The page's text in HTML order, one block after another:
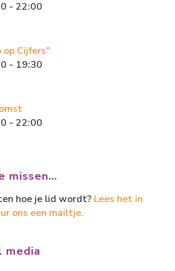
- 22:00
op Cijfers"
- 19:30
- 22:00
missen…
hoe je lid wordt? Lees het in
ons een mailtje.
media